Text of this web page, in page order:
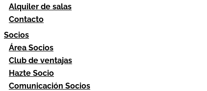
Alquiler de salas
Contacto
Socios
Área Socios
Club de ventajas
Hazte Socio
Comunicación Socios